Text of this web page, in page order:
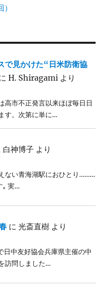
で見かけた“日米防衛協
H. Shiragami より
高市不正発言以来ほぼ毎日日
す。次第に単に…
白神博子 より
ない青海湖駅におひとり………
｡ 実…
に光斎直樹 より
日中友好協会兵庫県主催の中
訪問しました…